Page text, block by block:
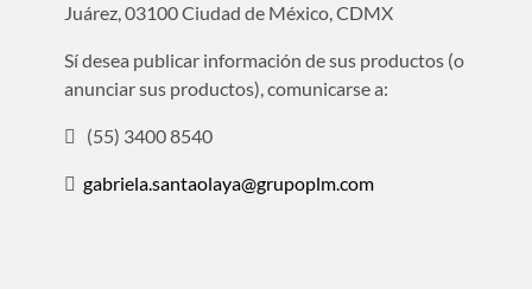
Juárez, 03100 Ciudad de México, CDMX
Sí desea publicar información de sus productos (o
anunciar sus productos), comunicarse a:
(55) 3400 8540
gabriela.santaolaya@grupoplm.com